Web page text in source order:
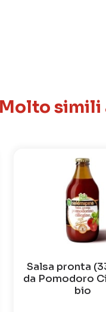
simili
Salsa pronta
da Pomodoro
bio